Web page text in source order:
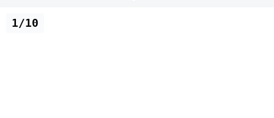
1/10